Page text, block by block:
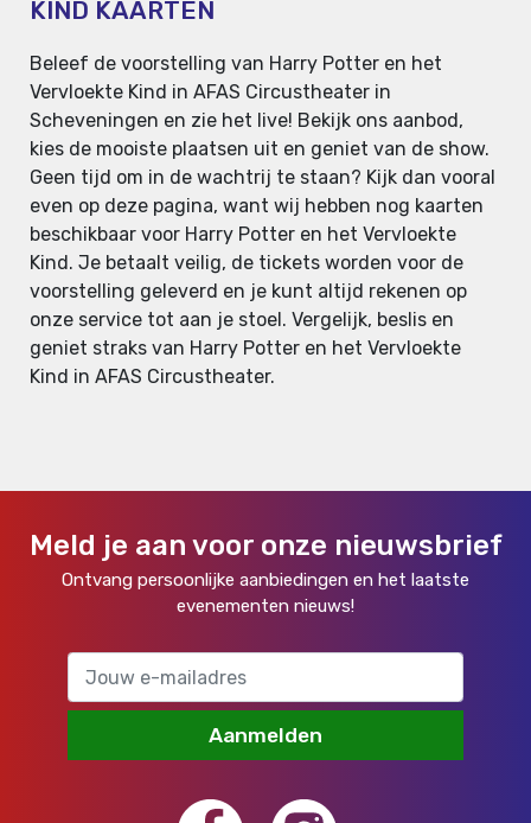
KIND KAARTEN
Beleef de voorstelling van Harry Potter en het
Vervloekte Kind in AFAS Circustheater in
Scheveningen en zie het live! Bekijk ons aanbod,
kies de mooiste plaatsen uit en geniet van de show.
Geen tijd om in de wachtrij te staan? Kijk dan vooral
even op deze pagina, want wij hebben nog kaarten
beschikbaar voor Harry Potter en het Vervloekte
Kind. Je betaalt veilig, de tickets worden voor de
voorstelling geleverd en je kunt altijd rekenen op
onze service tot aan je stoel. Vergelijk, beslis en
geniet straks van Harry Potter en het Vervloekte
Kind in AFAS Circustheater.
Meld je aan voor onze nieuwsbrief
Ontvang persoonlijke aanbiedingen en het laatste
evenementen nieuws!
Aanmelden